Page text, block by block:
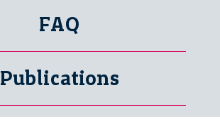
FAQ
Publications